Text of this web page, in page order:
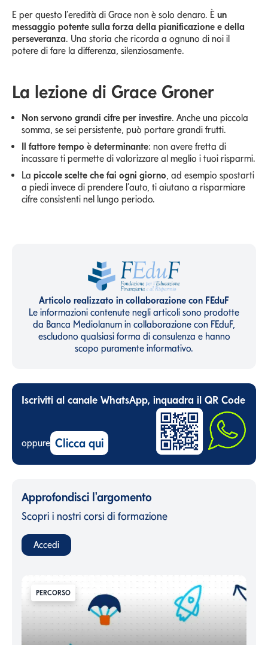
E per questo l’eredità di Grace non è solo denaro. È un
messaggio potente sulla forza della pianificazione e della
perseveranza. Una storia che ricorda a ognuno di noi il
potere di fare la differenza, silenziosamente.
La lezione di Grace Groner
Non servono grandi cifre per investire. Anche una piccola
somma, se sei persistente, può portare grandi frutti.
Il fattore tempo è determinante: non avere fretta di
incassare ti permette di valorizzare al meglio i tuoi risparmi.
La piccole scelte che fai ogni giorno, ad esempio spostarti
a piedi invece di prendere l’auto, ti aiutano a risparmiare
cifre consistenti nel lungo periodo.
Articolo realizzato in collaborazione con FEduF
Le informazioni contenute negli articoli sono prodotte
da Banca Mediolanum in collaborazione con FEduF,
escludono qualsiasi forma di consulenza e hanno
scopo puramente informativo.
Iscriviti al canale WhatsApp, inquadra il QR Code
oppure Clicca qui
Approfondisci l'argomento
Scopri i nostri corsi di formazione
Accedi
PERCORSO